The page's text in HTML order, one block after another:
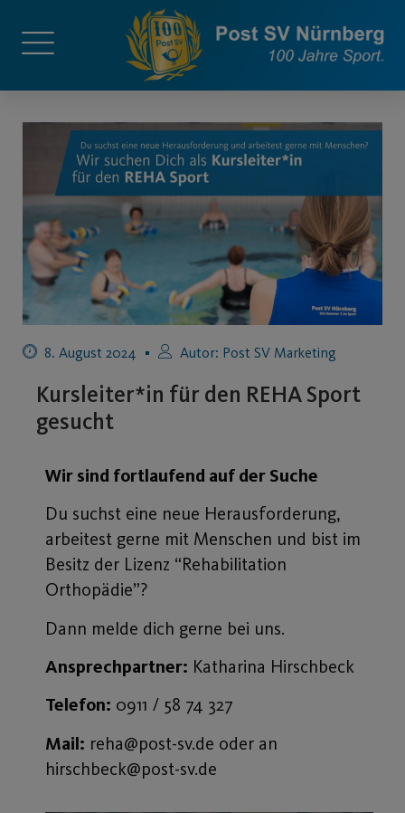
8. August 2024 Autor: Post SV Marketing
Kursleiter*in für den REHA Sport
gesucht
Wir sind fortlaufend auf der Suche
Du suchst eine neue Herausforderung,
arbeitest gerne mit Menschen und bist im
Besitz der Lizenz “Rehabilitation
Orthopädie”?
Dann melde dich gerne bei uns.
Ansprechpartner: Katharina Hirschbeck
Telefon: 0911 / 58 74 327
Mail: reha@post-sv.de oder an
hirschbeck@post-sv.de